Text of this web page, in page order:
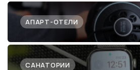
АПАРТ-ОТЕЛИ
САНАТОРИИ